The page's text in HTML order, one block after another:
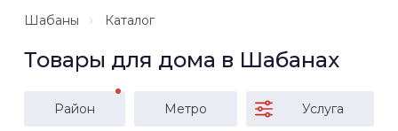
Шабаны Каталог
Товары для дома в Шабанах
Район Метро Услуга